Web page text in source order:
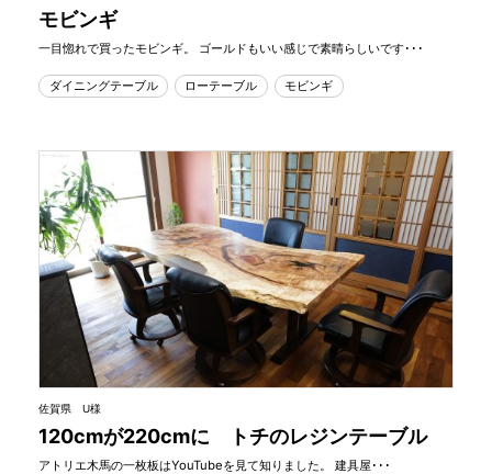
モビンギ
一目惚れで買ったモビンギ。 ゴールドもいい感じで素晴らしいです･･･
ダイニングテーブル ローテーブル モビンギ
佐賀県 U様
120cmが220cmに トチのレジンテーブル
アトリエ木馬の一枚板はYouTubeを見て知りました。 建具屋･･･